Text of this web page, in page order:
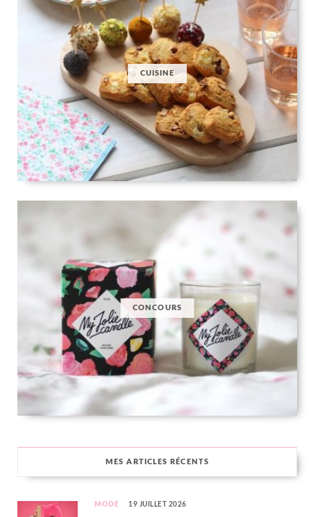
CUISINE
CONCOURS
MES ARTICLES RÉCENTS
MODE 19 JUILLET 2026